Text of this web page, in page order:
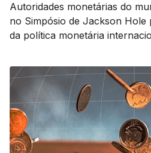
Autoridades monetárias do
no Simpósio de Jackson
da política monetária